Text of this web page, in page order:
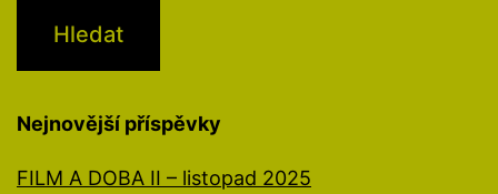
Nejnovější příspěvky
FILM A DOBA II – listopad 2025